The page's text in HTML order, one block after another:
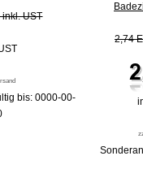
inkl. UST
bis: 0000-00-
2,74